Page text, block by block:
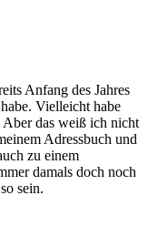
Anfang des Jahres
Vielleicht habe
Aber das weiß ich nicht
Adressbuch und
zu einem
damals doch noch
sein.